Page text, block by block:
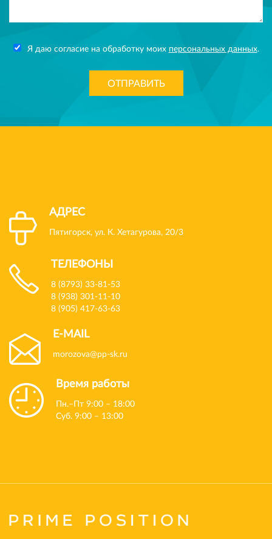
Я даю согласие на обработку моих персональных данных.
ОТПРАВИТЬ
АДРЕС
Пятигорск, ул. К. Хетагурова, 20/3
ТЕЛЕФОНЫ
8 (8793) 33-81-53
8 (938) 301-11-10
8 (905) 417-63-63
E-MAIL
morozova@pp-sk.ru
Время работы
Пн.–Пт 9:00 – 18:00
Суб. 9:00 – 13:00